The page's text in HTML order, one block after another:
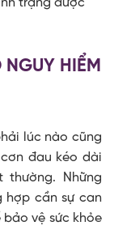
HIỂM
lúc nào cũng
đau kéo dài
Những
hợp cần sự can
vệ sức khỏe